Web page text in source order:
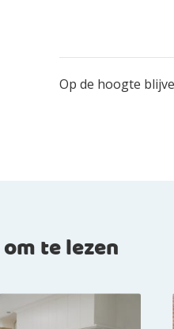
Op de hoogte
om te lezen